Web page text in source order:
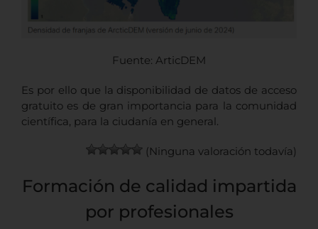
Fuente: ArticDEM
Es por ello que la disponibilidad de datos de acceso
gratuito es de gran importancia para la comunidad
científica, para la ciudanía en general.
(Ninguna valoración todavía)
Formación de calidad impartida
por profesionales